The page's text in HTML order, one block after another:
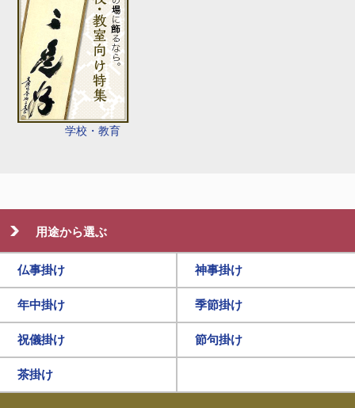
学校・教育
用途から選ぶ
仏事掛け 神事掛け
年中掛け 季節掛け
祝儀掛け 節句掛け
茶掛け